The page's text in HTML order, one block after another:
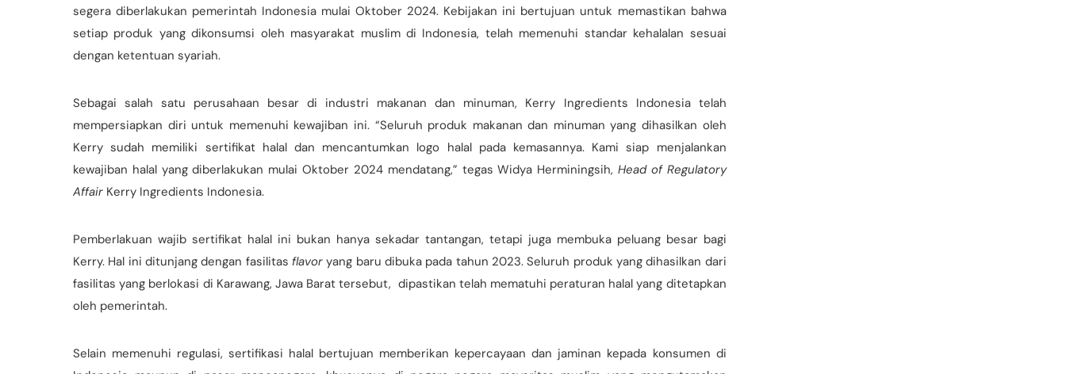
segera diberlakukan pemerintah Indonesia mulai Oktober 2024. Kebijakan ini bertujuan untuk memastikan bahwa
setiap produk yang dikonsumsi oleh masyarakat muslim di Indonesia, telah memenuhi standar kehalalan sesuai
dengan ketentuan syariah.
Sebagai salah satu perusahaan besar di industri makanan dan minuman, Kerry Ingredients Indonesia telah
mempersiapkan diri untuk memenuhi kewajiban ini. “Seluruh produk makanan dan minuman yang dihasilkan oleh
Kerry sudah memiliki sertifikat halal dan mencantumkan logo halal pada kemasannya. Kami siap menjalankan
kewajiban halal yang diberlakukan mulai Oktober 2024 mendatang,” tegas Widya Herminingsih, Head of Regulatory
Affair Kerry Ingredients Indonesia.
Pemberlakuan wajib sertifikat halal ini bukan hanya sekadar tantangan, tetapi juga membuka peluang besar bagi
Kerry. Hal ini ditunjang dengan fasilitas flavoryang baru dibuka pada tahun 2023. Seluruh produk yang dihasilkan dari
fasilitas yang berlokasi di Karawang, Jawa Barat tersebut, dipastikan telah mematuhi peraturan halal yang ditetapkan
oleh pemerintah.
Selain memenuhi regulasi, sertifikasi halal bertujuan memberikan kepercayaan dan jaminan kepada konsumen di